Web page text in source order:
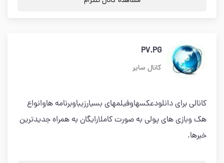
PV.PG
کانال سایر
کانالی برای دانلودعکسهاوفیلمهای بسیارزیباوبرنامه هاوانواع
هک وبازی های پولی به صورت کاملارایگان به همراه جدیدترین
خبرها.